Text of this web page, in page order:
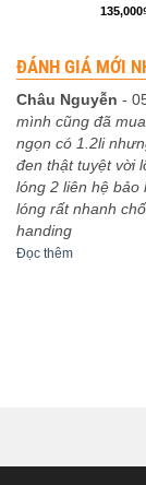
135,000
ĐÁNH GIÁ MỚI
Châu Nguyễn -
mình cũng đã
ngọn có 1.2li
đen thật tuyệt vời
lóng 2 liên hệ bảo
lóng rất nhanh
handing
Đọc thêm